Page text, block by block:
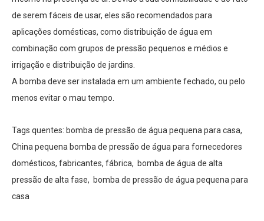
de serem fáceis de usar, eles são recomendados para
aplicações domésticas, como distribuição de água em
combinação com grupos de pressão pequenos e médios e
irrigação e distribuição de jardins.
A bomba deve ser instalada em um ambiente fechado, ou pelo
menos evitar o mau tempo.
Tags quentes: bomba de pressão de água pequena para casa,
China pequena bomba de pressão de água para fornecedores
domésticos, fabricantes, fábrica, bomba de água de alta
pressão de alta fase, bomba de pressão de água pequena para
casa